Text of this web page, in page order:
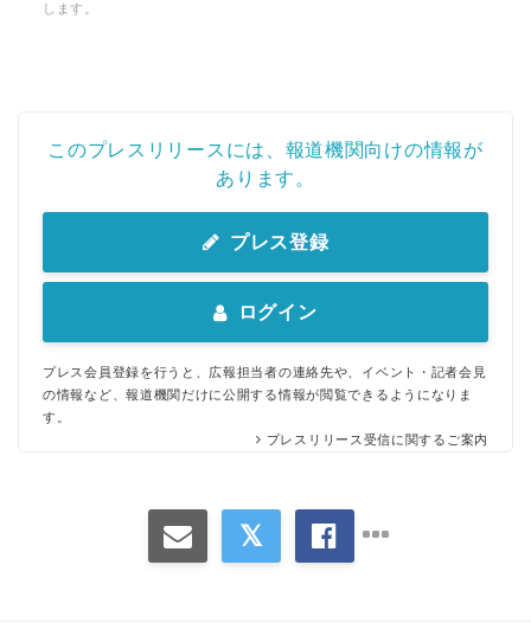
します。
このプレスリリースには、報道機関向けの情報が
あります。
プレス登録
ログイン
プレス会員登録を行うと、広報担当者の連絡先や、イベント・記者会見
の情報など、報道機関だけに公開する情報が閲覧できるようになりま
す。
プレスリリース受信に関するご案内